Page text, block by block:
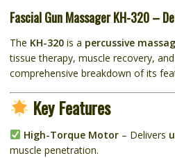
Fascial Gun Massager KH-320 –
The KH-320is a percussive
tissue therapy, muscle recovery, and
comprehensive breakdown of its
Key Features
High-Torque Motor– Delivers
muscle penetration.